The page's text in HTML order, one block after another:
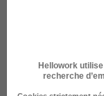
Saint-Maurice-
Cette offre
Hellowork
recherche